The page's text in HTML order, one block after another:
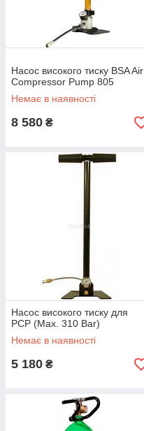
Насос високого тиску BSA Air
Compressor Pump 805
Немає в наявності
8 580 ₴
Насос високого тиску для
PCP (Max. 310 Bar)
Немає в наявності
5 180 ₴